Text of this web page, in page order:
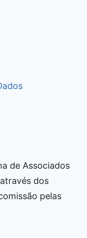
de Associados
dos
pelas